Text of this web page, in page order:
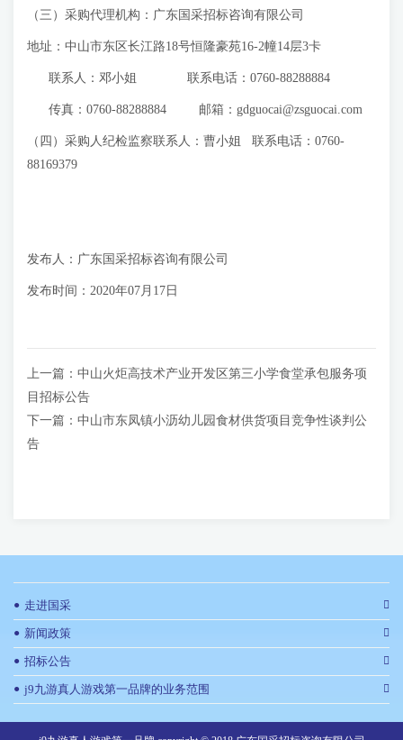
（三）采购代理机构：广东国采招标咨询有限公司
地址：中山市东区长江路18号恒隆豪苑16-2幢14层3卡
联系人：邓小姐 联系电话：0760-88288884
传真：0760-88288884 邮箱： gdguocai@zsguocai.com
（四）采购人纪检监察联系人：曹小姐 联系电话：0760-
88169379
发布人：广东国采招标咨询有限公司
发布时间：2020年07月17日
上一篇： 中山火炬高技术产业开发区第三小学食堂承包服务项
目招标公告
下一篇： 中山市东凤镇小沥幼儿园食材供货项目竞争性谈判公
告
● 走进国采
● 新闻政策
● 招标公告
● j9九游真人游戏第一品牌的业务范围